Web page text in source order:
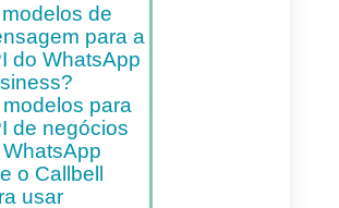
O que são
modelos de
mensagem para a
API do WhatsApp
Business?
Como funcionam
os modelos de